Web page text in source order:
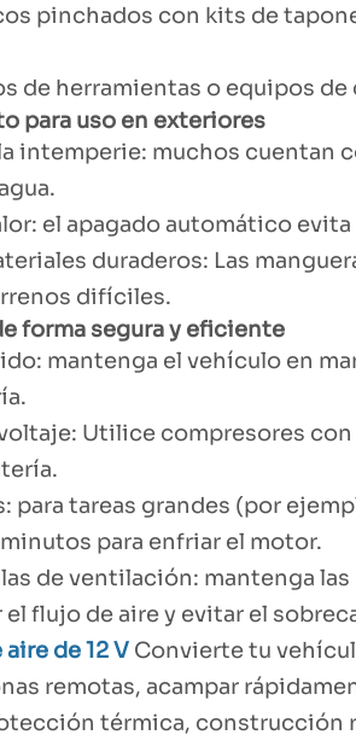
pinchados con kits de
de herramientas o equipos
para uso en exteriores
intemperie: muchos cuentan
el apagado automático
duraderos: Las
difíciles.
forma segura y eficiente
mantenga el vehículo en
Utilice compresores
para tareas grandes (por
para enfriar el motor.
de ventilación: mantenga
el flujo de aire y evitar el
de 12 VConvierte tu
remotas, acampar
térmica, construcción